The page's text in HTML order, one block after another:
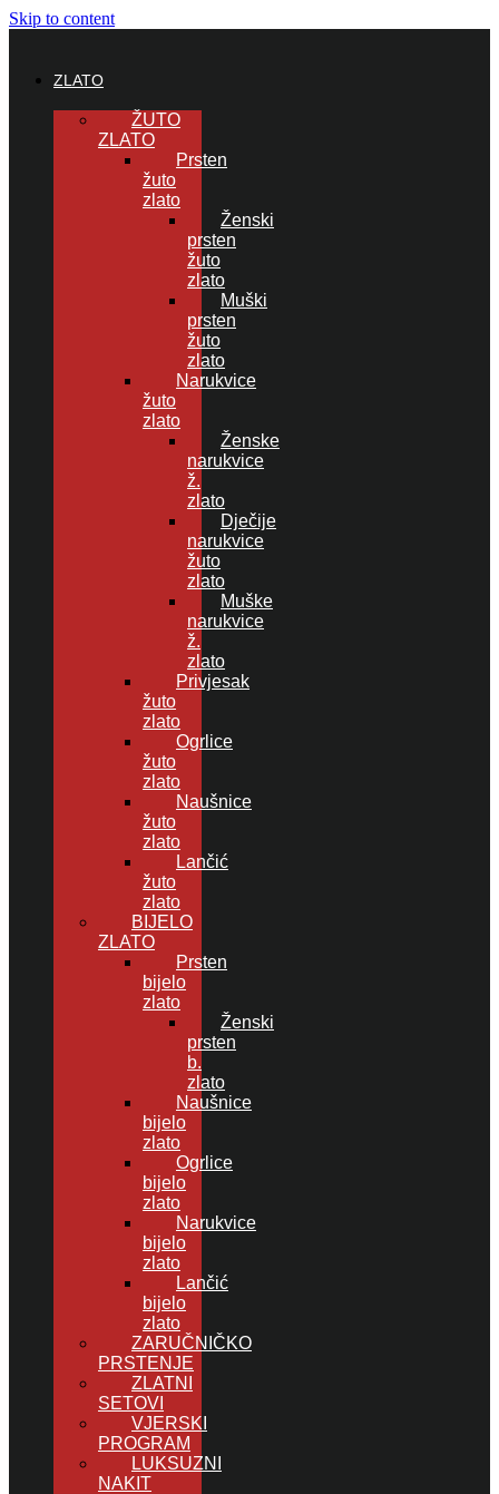
Skip to content
ZLATO
ŽUTO
ZLATO
Prsten
žuto
zlato
Ženski
prsten
žuto
zlato
Muški
prsten
žuto
zlato
Narukvice
žuto
zlato
Ženske
narukvice
ž.
zlato
Dječije
narukvice
žuto
zlato
Muške
narukvice
ž.
zlato
Privjesak
žuto
zlato
Ogrlice
žuto
zlato
Naušnice
žuto
zlato
Lančić
žuto
zlato
BIJELO
ZLATO
Prsten
bijelo
zlato
Ženski
prsten
b.
zlato
Naušnice
bijelo
zlato
Ogrlice
bijelo
zlato
Narukvice
bijelo
zlato
Lančić
bijelo
zlato
ZARUČNIČKO
PRSTENJE
ZLATNI
SETOVI
VJERSKI
PROGRAM
LUKSUZNI
NAKIT